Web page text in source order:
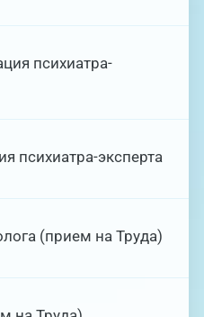
психиатра-
психиатра-эксперта
(прием на Труда)